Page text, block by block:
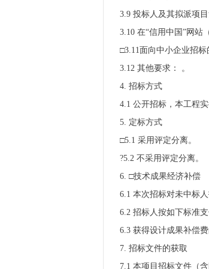
3.9 投标人及其拟派项
3.10 在“信用中国”网站
□3.11面向中小企业招
3.12 其他要求： 。
4. 招标方式
4.1 公开招标，本工程
5. 定标方式
□5.1 采用评定分离。
?5.2 不采用评定分离。
6. □技术成果经济补偿
6.1 本次招标对未中标
6.2 招标人按如下标准
6.3 获得设计成果补偿
7. 招标文件的获取
7.1 本项目招标文件（